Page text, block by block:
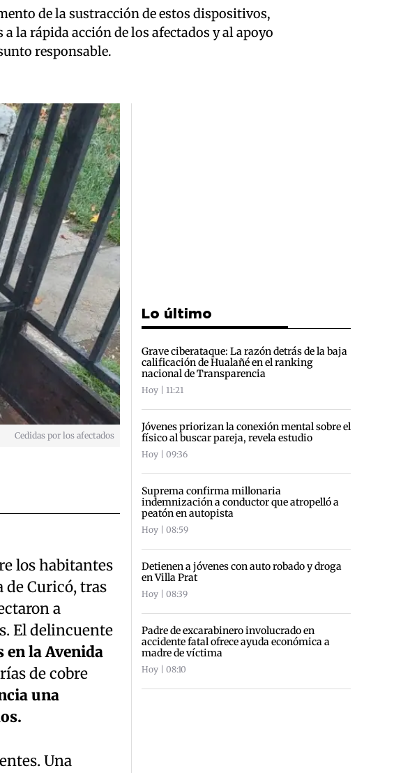
de la sustracción de estos dispositivos,
la rápida acción de los afectados y al apoyo
responsable.
Cedidas por los afectados
los habitantes
de Curicó, tras
a
El delincuente
la Avenida
de cobre
una
Una
Lo último
Grave ciberataque: La razón detrás de la baja
calificación de Hualañé en el ranking
nacional de Transparencia
Hoy | 11:21
Jóvenes priorizan la conexión mental sobre el
físico al buscar pareja, revela estudio
Hoy | 09:36
Suprema confirma millonaria
indemnización a conductor que atropelló a
peatón en autopista
Hoy | 08:59
Detienen a jóvenes con auto robado y droga
en Villa Prat
Hoy | 08:39
Padre de excarabinero involucrado en
accidente fatal ofrece ayuda económica a
madre de víctima
Hoy | 08:10